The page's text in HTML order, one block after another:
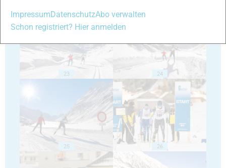
23 24
25 26
Impressum DatenschutzAbo verwalten
Schon registriert? Hier anmelden